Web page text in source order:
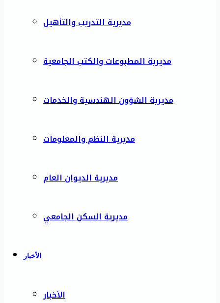
مديرية التدريب والتأهيل
مديرية المطبوعات والكتب الجامعية
مديرية الشؤون الهندسية والخدمات
مديرية النظم والمعلومات
مديرية الديوان العام
مديرية السكن الجامعي
الأخبار
الأخبار